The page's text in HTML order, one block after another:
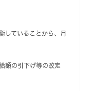
していることから、月
額の引下げ等の改定